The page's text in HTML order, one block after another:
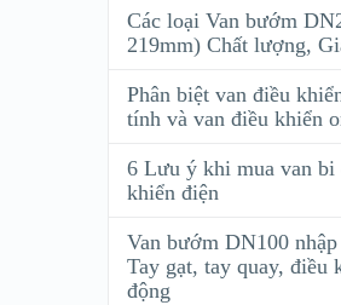
Các loại Van bướm
219mm) Chất lượng,
Phân biệt van điều
tính và van điều khiển
6 Lưu ý khi mua van bi
khiển điện
Van bướm DN100 nhập
Tay gạt, tay quay, điều
động